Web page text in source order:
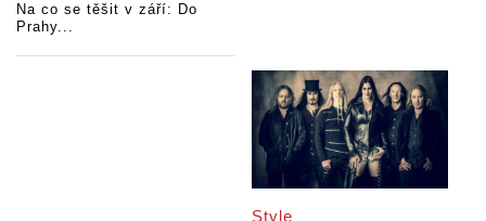
Na co se těšit v září: Do
Prahy...
Style